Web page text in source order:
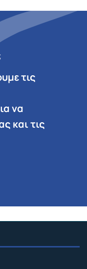
τις
να
και τις